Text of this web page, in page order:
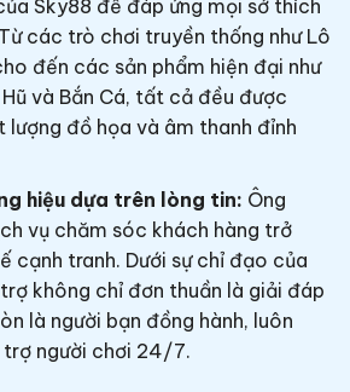
Sky88 để đáp ứng mọi sở thích
các trò chơi truyền thống như Lô
đến các sản phẩm hiện đại như
và Bắn Cá, tất cả đều được
đồ họa và âm thanh đỉnh
hiệu dựa trên lòng tin: Ông
vụ chăm sóc khách hàng trở
cạnh tranh. Dưới sự chỉ đạo của
không chỉ đơn thuần là giải đáp
là người bạn đồng hành, luôn
trợ người chơi 24/7.